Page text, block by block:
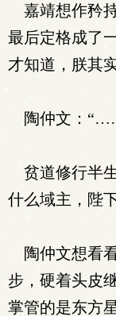
嘉靖想作矜
最后定格成了
才知道，朕其
陶仲文：
贫道修行半
什么域主，陛
陶仲文想看
步，硬着头皮
掌管的是东方